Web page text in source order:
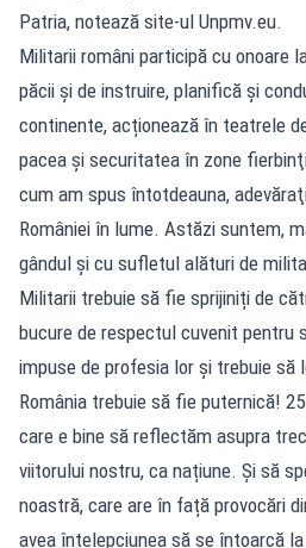
Patria, notează site-ul Unpmv.eu.
Militarii români participă cu onoare
păcii și de instruire, planifică şi
continente, acționează în teatrele
pacea și securitatea în zone
cum am spus întotdeauna,
României în lume. Astăzi suntem,
gândul şi cu sufletul alături de
Militarii trebuie să fie sprijiniți de
bucure de respectul cuvenit pentru
impuse de profesia lor și trebuie să
România trebuie să fie puternică!
care e bine să reflectăm asupra
viitorului nostru, ca națiune. Și să
noastră, care are în față provocări
avea înțelepciunea să se întoarcă